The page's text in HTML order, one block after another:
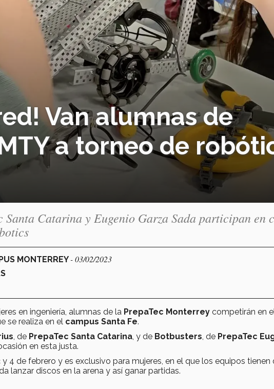
Van alumnas de
a torneo de
Santa Catarina y Eugenio Garza Sada participan en
MONTERREY- 03/02/2023
en ingeniería, alumnas de la PrepaTec Monterrey competirán en
se realiza en el campus Santa Fe.
, de PrepaTec Santa Catarina , y de Botbusters , de PrepaTec
en esta justa.
y 4 de febrero y es exclusivo para mujeres, en el que los equipos tienen
lanzar discos en la arena y así ganar partidas.